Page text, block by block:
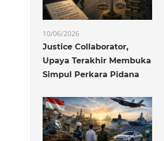
10/06/2026
Justice Collaborator,
Upaya Terakhir Membuka
Simpul Perkara Pidana